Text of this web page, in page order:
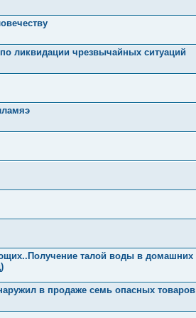
ликвидации чрезвычайных ситуаций
талой воды в домашних
в продаже семь опасных товаров